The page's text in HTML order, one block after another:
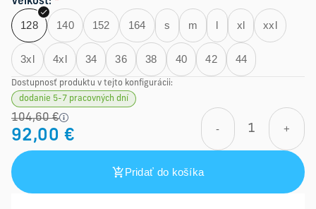
128 140 152 164 s m l xl xxl
3xl 4xl 34 36 38 40 42 44
Dostupnosť produktu v tejto konfigurácii:
dodanie 5-7 pracovných dní
104,60 €
92,00 € - +
Pridať do košíka